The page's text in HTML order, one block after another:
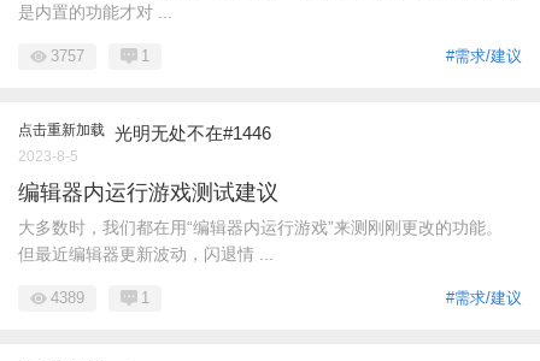
是内置的功能才对 ...
#需求/建议
3757 1
点击重新加载 光明无处不在#1446
2023-8-5
编辑器内运行游戏测试建议
大多数时，我们都在用“编辑器内运行游戏”来测刚刚更改的功能。
但最近编辑器更新波动，闪退情 ...
#需求/建议
4389 1